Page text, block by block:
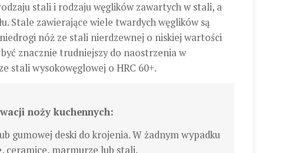
stali i rodzaju węglików zawartych w stali, a
Stale zawierające wiele twardych węglików są
nóż ze stali nierdzewnej o niskiej wartości
znacznie trudniejszy do naostrzenia w
stali wysokowęglowej o HRC 60+.
noży kuchennych:
gumowej deski do krojenia. W żadnym wypadku
ceramice, marmurze lub stali.